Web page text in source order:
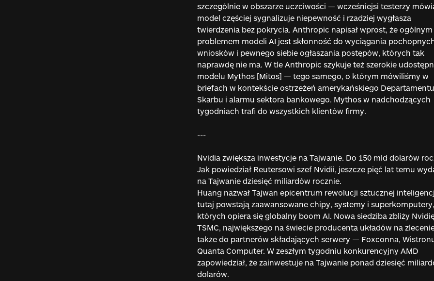
szczególnie w obszarze uczciwości — wcześniejsi testerzy
model częściej sygnalizuje niepewność i rzadziej wygłasza
twierdzenia bez pokrycia. Anthropic napisał wprost, że ogólnym
problemem modeli AI jest skłonność do wyciągania
wniosków i pewnego siebie ogłaszania postępów, których tak
naprawdę nie ma. W tle Anthropic szykuje też szerokie
modelu Mythos [Mitos] — tego samego, o którym mówiliśmy w
briefach w kontekście ostrzeżeń amerykańskiego Departamentu
Skarbu i alarmu sektora bankowego. Mythos w nadchodzących
tygodniach trafi do wszystkich klientów firmy.
---
Nvidia zwiększa inwestycje na Tajwanie. Do 150 mld dolarów
Jak powiedział Reutersowi szef Nvidii, jeszcze pięć lat temu
na Tajwanie dziesięć miliardów rocznie.
Huang nazwał Tajwan epicentrum rewolucji sztucznej
tutaj powstają zaawansowane chipy, systemy i
których opiera się globalny boom AI. Nowa siedziba zbliży
TSMC, największego na świecie producenta układów na
także do partnerów składających serwery — Foxconna,
Quanta Computer. W zeszłym tygodniu konkurencyjny AMD
zapowiedział, że zainwestuje na Tajwanie ponad dziesięć
dolarów.